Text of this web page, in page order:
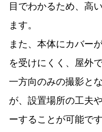
目でわかるため、高
ます。
また、本体にカバー
を受けにくく、屋外
一方向のみの撮影と
が、設置場所の工夫
ーすることが可能です